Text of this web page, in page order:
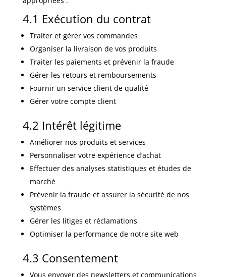
4.1 Exécution du contrat
Traiter et gérer vos commandes
Organiser la livraison de vos produits
Traiter les paiements et prévenir la fraude
Gérer les retours et remboursements
Fournir un service client de qualité
Gérer votre compte client
4.2 Intérêt légitime
Améliorer nos produits et services
Personnaliser votre expérience d’achat
Effectuer des analyses statistiques et études de
marché
Prévenir la fraude et assurer la sécurité de nos
systèmes
Gérer les litiges et réclamations
Optimiser la performance de notre site web
4.3 Consentement
Vous envoyer des newsletters et communications